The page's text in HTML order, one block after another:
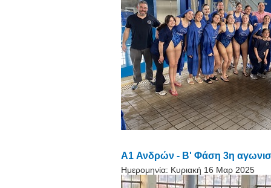
A1 Ανδρών - Β' Φάση 3η
Ημερομηνία: Κυριακή 16 Μαρ 2025